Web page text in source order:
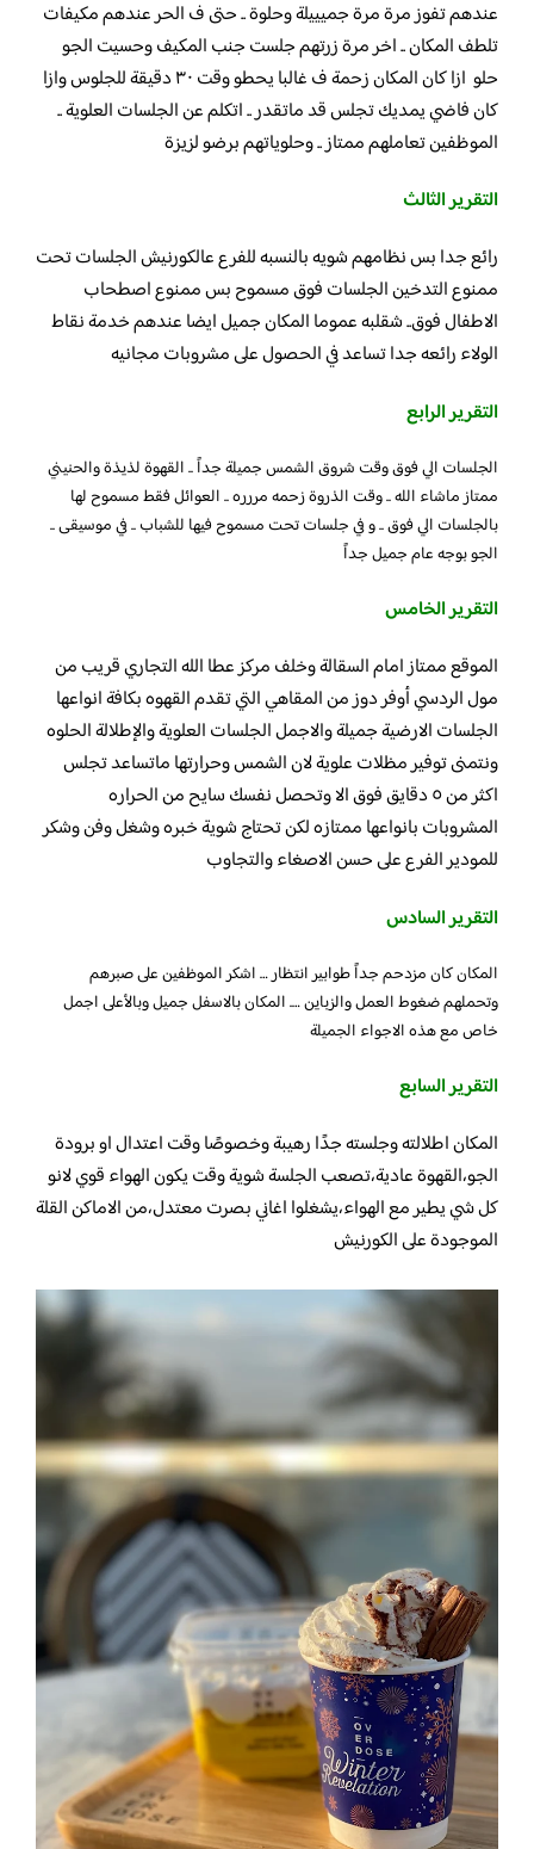
عندهم تفوز مرة مرة جميييلة وحلوة .. حتى ف الحر عندهم مكيفات
تلطف المكان .. اخر مرة زرتهم جلست جنب المكيف وحسيت الجو
حلو ازا كان المكان زحمة ف غالبا يحطو وقت ٣٠ دقيقة للجلوس وازا
كان فاضي يمديك تجلس قد ماتقدر .. اتكلم عن الجلسات العلوية ..
الموظفين تعاملهم ممتاز .. وحلوياتهم برضو لزيزة
التقرير الثالث
رائع جدا بس نظامهم شويه بالنسبه للفرع عالكورنيش الجلسات تحت
ممنوع التدخين الجلسات فوق مسموح بس ممنوع اصطحاب
الاطفال فوق.. شقلبه عموما المكان جميل ايضا عندهم خدمة نقاط
الولاء رائعه جدا تساعد في الحصول على مشروبات مجانيه
التقرير الرابع
الجلسات الي فوق وقت شروق الشمس جميلة جداً .. القهوة لذيذة والحنيني
ممتاز ماشاء الله .. وقت الذروة زحمه مررره .. العوائل فقط مسموح لها
بالجلسات الي فوق .. و في جلسات تحت مسموح فيها للشباب .. في موسيقى ..
الجو بوجه عام جميل جداً
التقرير الخامس
الموقع ممتاز امام السقالة وخلف مركز عطا الله التجاري قريب من
مول الردسي أوفر دوز من المقاهي التي تقدم القهوه بكافة انواعها
الجلسات الارضية جميلة والاجمل الجلسات العلوية والإطلالة الحلوه
ونتمنى توفير مظلات علوية لان الشمس وحرارتها ماتساعد تجلس
اكثر من ٥ دقايق فوق الا وتحصل نفسك سايح من الحراره
المشروبات بانواعها ممتازه لكن تحتاج شوية خبره وشغل وفن وشكر
للمودير الفرع على حسن الاصغاء والتجاوب
التقرير السادس
المكان كان مزدحم جداً طوابير انتظار … اشكر الموظفين على صبرهم
وتحملهم ضغوط العمل والزباين …. المكان بالاسفل جميل وبالأعلى اجمل
خاص مع هذه الاجواء الجميلة
التقرير السابع
المكان اطلالته وجلسته جدًا رهيبة وخصوصًا وقت اعتدال او برودة
الجو،القهوة عادية،تصعب الجلسة شوية وقت يكون الهواء قوي لانو
كل شي يطير مع الهواء،يشغلوا اغاني بصرت معتدل،من الاماكن القلة
الموجودة على الكورنيش